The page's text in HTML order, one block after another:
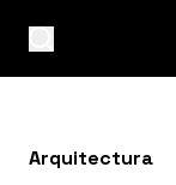
Arquitectura